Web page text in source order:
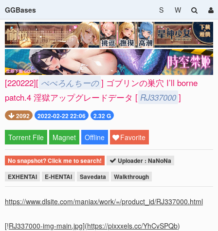
GGBases S W
[220222][ ぺぺろんちーの ] ゴブリンの巣穴 I’ll borne
patch.4 淫獄アップグレードデータ [ RJ337000 ]
2092 2022-02-22 22:06 2.32 G
Torrent File Magnet Offline Favorite
No snapshot? Click me to search!
Uploader : NaNoNa
EXHENTAI
E-HENTAI Savedata Walkthrough
https://www.dlsite.com/maniax/work/=/product_id/RJ337000.html
[!RJ337000-img-main.jpg](https://pixxxels.cc/YhCvSPQb)